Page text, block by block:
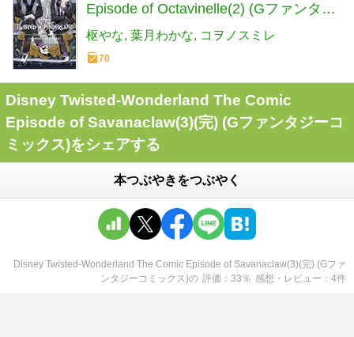
Episode of Octavinelle(2) (Gファンタジ
ーコミックス)
枢やな 葉月わかな コヲノスミレ
70
Disney Twisted-Wonderland The Comic
Episode of Savanaclaw(3)(完) (Gファンタジーコ
ミックス)をシェアする
本つぶやきをつぶやく
Disney Twisted-Wonderland The Comic Episode of Savanaclaw(3)(完) (Gファ
ンタジーコミックス)の 評価 33 ％ 感想・レビュー 4件